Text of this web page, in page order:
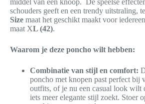
schouders geeft en een trendy uitstraling,
Size maat het geschikt maakt voor
maat XL (42).
Waarom je deze poncho wilt hebben:
Combinatie van stijl en comfort:
poncho met knopen past perfect bij
outfits, of je nu een casual look wilt
iets meer elegante stijl zoekt. Stoer